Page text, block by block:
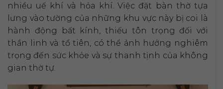
nhiều uế khí và hỏa khí. Việc đặt bàn thờ tựa
lưng vào tường của những khu vực này bị coi là
hành động bất kính, thiếu tôn trọng đối với
thần linh và tổ tiên, có thể ảnh hưởng nghiêm
trọng đến sức khỏe và sự thanh tịnh của không
gian thờ tự.